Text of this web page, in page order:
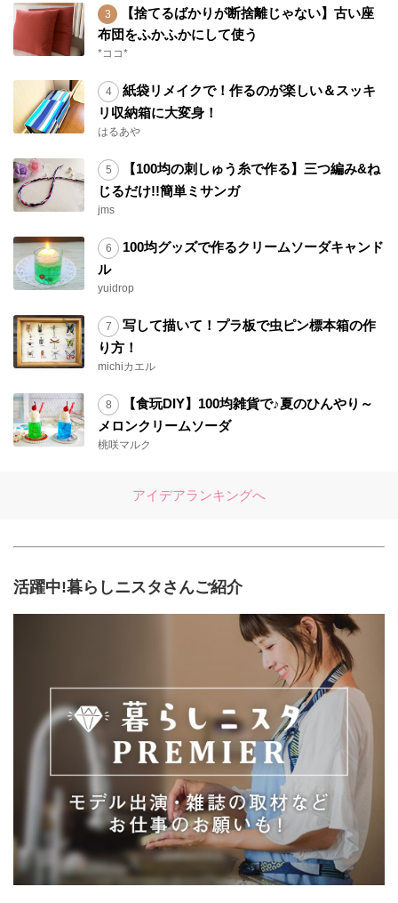
【捨てるばかりが断捨離じゃない】古い座
布団をふかふかにして使う
*ココ*
紙袋リメイクで！作るのが楽しい＆スッキ
リ収納箱に大変身！
はるあや
【100均の刺しゅう糸で作る】三つ編み&ね
じるだけ!!簡単ミサンガ
jms
100均グッズで作るクリームソーダキャンド
ル
yuidrop
写して描いて！プラ板で虫ピン標本箱の作
り方！
michiカエル
【食玩DIY】100均雑貨で♪夏のひんやり～
メロンクリームソーダ
桃咲マルク
アイデアランキングへ
活躍中!暮らしニスタさんご紹介